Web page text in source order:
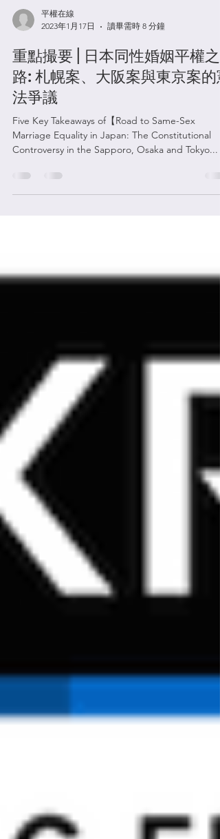
平權在線
2023年1月17日
讀畢需時 8 分鐘
重點撮要 | 日本同性婚姻平權之
路: 札幌案、大阪案與東京案的
法爭議
Five Key Takeaways of【Road to Same-Sex